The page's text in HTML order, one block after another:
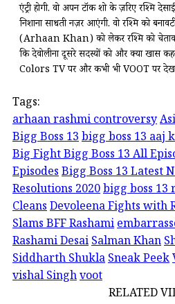
एंट्री होगी. वो अपन टॉक शो के ज़रिए रश्मि
निशाना साधती नज़र आएंगी. वो रश्मि को
(Arhaan Khan) को लेकर रश्मि को
कि देवोलीना दूसरे सदस्यों को और क्या खास
Colors TV पर और कभी भी VOOT पर
Tags:
arhaan rashmi controversy
Bigg Boss 13bigg boss 13 aaj
Big Fight Bigg Boss 13 All
EpisodesBigg Boss 13 Latest
Resolutions 2020bigg boss 13
CleansDevoleena Fights with
Slams BFF Rashami
Rashami DesaiSalman Khan
Siddharth ShuklaSneak Peek
vishal Singhvoot
RELATED